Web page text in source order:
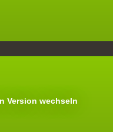
Version wechseln